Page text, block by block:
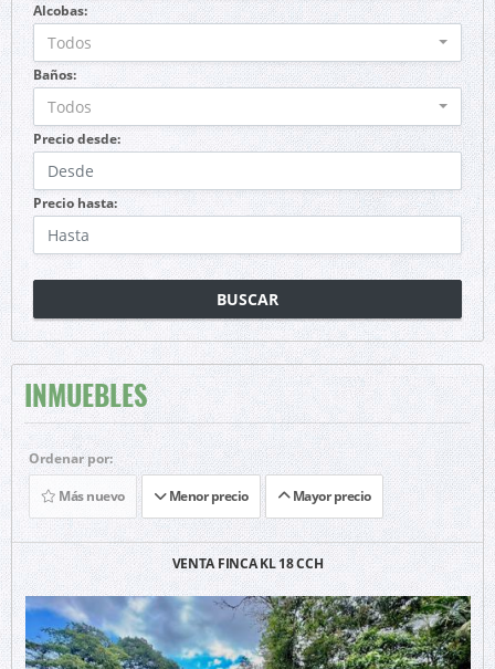
Alcobas:
Todos
Baños:
Todos
Precio desde:
Precio hasta:
BUSCAR
INMUEBLES
Ordenar por:
Más nuevo
Menor precio Mayor precio
VENTA FINCA KL 18 CCH